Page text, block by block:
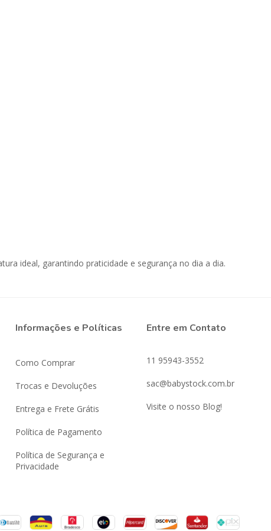
ideal, garantindo praticidade e segurança no dia a dia.
Informações e Políticas
Como Comprar
Trocas e Devoluções
Entrega e Frete Grátis
Política de Pagamento
Política de Segurança e
Privacidade
Entre em Contato
11 95943-3552
sac@babystock.com.br
Visite o nosso Blog!